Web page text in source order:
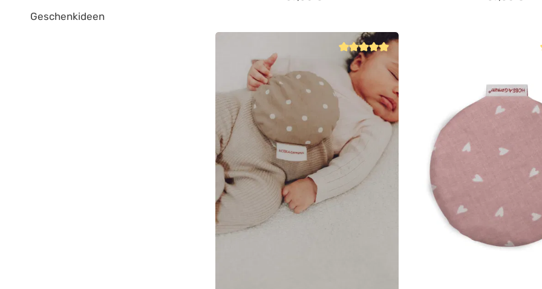
Geschenkideen
Durchschnittliche Bewertung von 5 von 5 Sternen